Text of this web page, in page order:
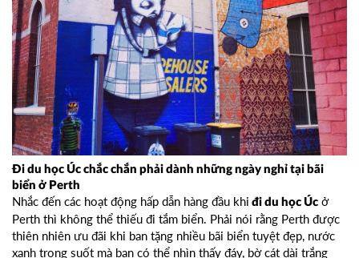
Đi du học Úc chắc chắn phải dành những ngày nghỉ tại bãi
biển ở Perth
Nhắc đến các hoạt động hấp dẫn hàng đầu khi đi du học Úc ở
Perth thì không thể thiếu đi tắm biển. Phải nói rằng Perth được
thiên nhiên ưu đãi khi ban tặng nhiều bãi biển tuyệt đẹp, nước
xanh trong suốt mà bạn có thể nhìn thấy đáy, bờ cát dài trắng